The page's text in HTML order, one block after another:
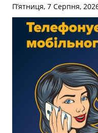
П’ятниця, 7 Серпня,